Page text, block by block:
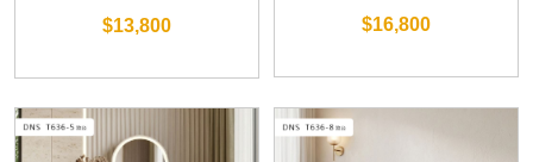
$13,800 $16,800